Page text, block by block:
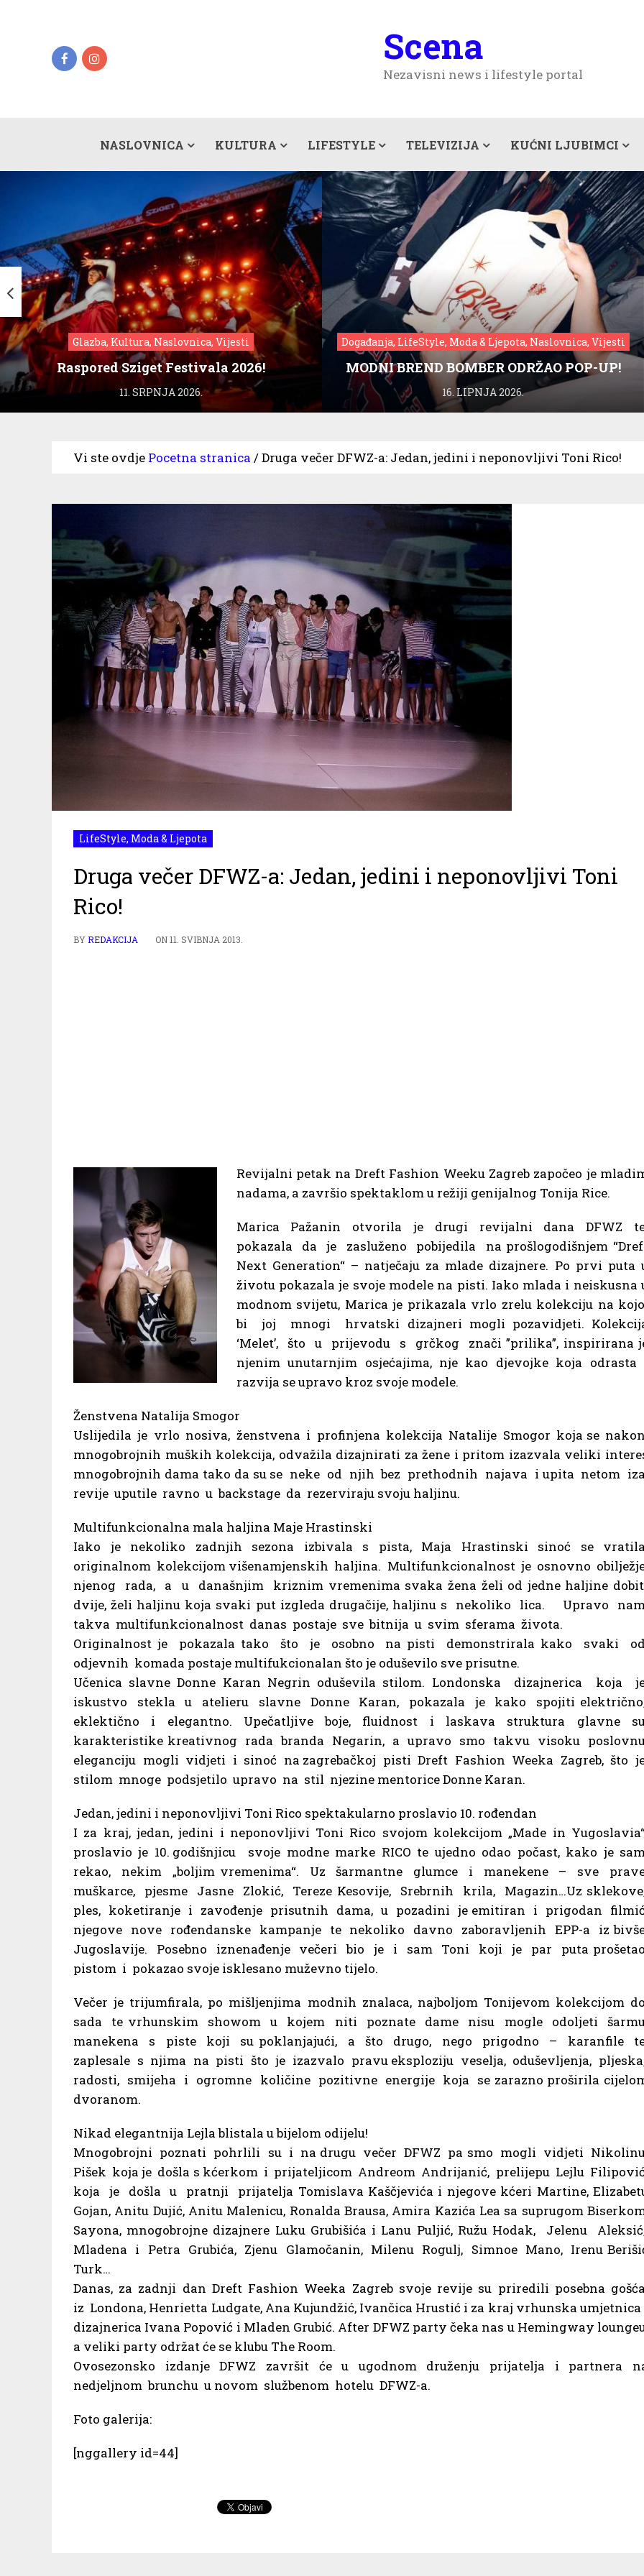
Scena
Nezavisni news i lifestyle portal
NASLOVNICA KULTURA LIFESTYLE TELEVIZIJA KUĆNI LJUBIMCI
Glazba, Kultura, Naslovnica, Vijesti
Raspored Sziget Festivala 2026!
11. SRPNJA 2026.
Događanja, LifeStyle, Moda & Ljepota, Naslovnica, Vijesti
MODNI BREND BOMBER ODRŽAO POP-UP!
16. LIPNJA 2026.
Vi ste ovdje Pocetna stranica /Druga večer DFWZ-a: Jedan, jedini i neponovljivi Toni Rico!
LifeStyle, Moda & Ljepota
Druga večer DFWZ-a: Jedan, jedini i neponovljivi Toni
Rico!
BYREDAKCIJA ON11. SVIBNJA 2013.
Revijalni petak na Dreft Fashion Weeku Zagreb započeo je
nadama, a završio spektaklom u režiji genijalnog Tonija Rice.
Marica Pažanin otvorila je drugi revijalni dana DFWZ
pokazala da je zasluženo pobijedila na prošlogodišnjem
Next Generation“ – natječaju za mlade dizajnere. Po prvi puta
životu pokazala je svoje modele na pisti. Iako mlada i neiskusna
modnom svijetu, Marica je prikazala vrlo zrelu kolekciju na
bi joj mnogi hrvatski dizajneri mogli pozavidjeti.
‘Melet’, što u prijevodu s grčkog znači ”prilika”, inspirirana
njenim unutarnjim osjećajima, nje kao djevojke koja odrasta
razvija se upravo kroz svoje modele.
Ženstvena Natalija Smogor
Uslijedila je vrlo nosiva, ženstvena i profinjena kolekcija Natalije Smogor koja se nakon
mnogobrojnih muških kolekcija, odvažila dizajnirati za žene i pritom izazvala veliki
mnogobrojnih dama tako da su se neke od njih bez prethodnih najava i upita netom iza
revije uputile ravno u backstage da rezerviraju svoju haljinu.
Multifunkcionalna mala haljina Maje Hrastinski
Iako je nekoliko zadnjih sezona izbivala s pista, Maja Hrastinski sinoć se vratila
originalnom kolekcijom višenamjenskih haljina. Multifunkcionalnost je osnovno
njenog rada, a u današnjim kriznim vremenima svaka žena želi od jedne haljine
dvije, želi haljinu koja svaki put izgleda drugačije, haljinu s nekoliko lica. Upravo nam
takva multifunkcionalnost danas postaje sve bitnija u svim sferama života.
Originalnost je pokazala tako što je osobno na pisti demonstrirala kako svaki od
odjevnih komada postaje multifukcionalan što je oduševilo sve prisutne.
Učenica slavne Donne Karan Negrin oduševila stilom. Londonska dizajnerica koja
iskustvo stekla u atelieru slavne Donne Karan, pokazala je kako spojiti
eklektično i elegantno. Upečatljive boje, fluidnost i laskava struktura glavne
karakteristike kreativnog rada branda Negarin, a upravo smo takvu visoku
eleganciju mogli vidjeti i sinoć na zagrebačkoj pisti Dreft Fashion Weeka Zagreb, što
stilom mnoge podsjetilo upravo na stil njezine mentorice Donne Karan.
Jedan, jedini i neponovljivi Toni Rico spektakularno proslavio 10. rođendan
I za kraj, jedan, jedini i neponovljivi Toni Rico svojom kolekcijom „Made in
proslavio je 10. godišnjicu svoje modne marke RICO te ujedno odao počast, kako je sam
rekao, nekim „boljim vremenima“. Uz šarmantne glumce i manekene – sve
muškarce, pjesme Jasne Zlokić, Tereze Kesovije, Srebrnih krila, Magazin…Uz
ples, koketiranje i zavođenje prisutnih dama, u pozadini je emitiran i prigodan
njegove nove rođendanske kampanje te nekoliko davno zaboravljenih EPP-a iz
Jugoslavije. Posebno iznenađenje večeri bio je i sam Toni koji je par puta prošetao
pistom i pokazao svoje isklesano muževno tijelo.
Večer je trijumfirala, po mišljenjima modnih znalaca, najboljom Tonijevom kolekcijom do
sada te vrhunskim showom u kojem niti poznate dame nisu mogle odoljeti
manekena s piste koji su poklanjajući, a što drugo, nego prigodno – karanfile
zaplesale s njima na pisti što je izazvalo pravu eksploziju veselja, oduševljenja,
radosti, smijeha i ogromne količine pozitivne energije koja se zarazno proširila
dvoranom.
Nikad elegantnija Lejla blistala u bijelom odijelu!
Mnogobrojni poznati pohrlili su i na drugu večer DFWZ pa smo mogli vidjeti
Pišek koja je došla s kćerkom i prijateljicom Andreom Andrijanić, prelijepu Lejlu
koja je došla u pratnji prijatelja Tomislava Kaščjevića i njegove kćeri Martine,
Gojan, Anitu Dujić, Anitu Malenicu, Ronalda Brausa, Amira Kazića Lea sa suprugom
Sayona, mnogobrojne dizajnere Luku Grubišića i Lanu Puljić, Ružu Hodak, Jelenu
Mladena i Petra Grubića, Zjenu Glamočanin, Milenu Rogulj, Simnoe Mano, Irenu
Turk…
Danas, za zadnji dan Dreft Fashion Weeka Zagreb svoje revije su priredili posebna gošća
iz Londona, Henrietta Ludgate, Ana Kujundžić, Ivančica Hrustić i za kraj vrhunska umjetnica
dizajnerica Ivana Popović i Mladen Grubić. After DFWZ party čeka nas u Hemingway
a veliki party održat će se klubu The Room.
Ovosezonsko izdanje DFWZ završit će u ugodnom druženju prijatelja i partnera
nedjeljnom brunchu u novom službenom hotelu DFWZ-a.
Foto galerija:
[nggallery id=44]